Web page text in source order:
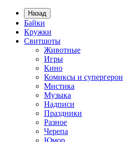
Назад
Байки
Кружки
Свитшоты
Животные
Игры
Кино
Комиксы и супергерои
Мистика
Музыка
Надписи
Праздники
Разное
Черепа
Юмор